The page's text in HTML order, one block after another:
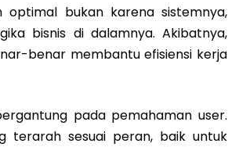
optimal bukan karena sistemnya,
bisnis di dalamnya. Akibatnya,
benar membantu efisiensi kerja
pada pemahaman user.
terarah sesuai peran, baik untuk